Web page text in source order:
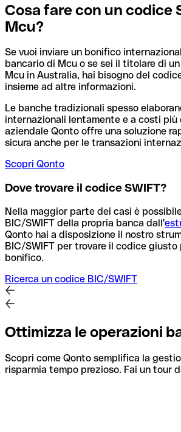
Cosa fare con un codice
Mcu?
Se vuoi inviare un bonifico
bancario di Mcu o se sei il titolare di
Mcu in Australia, hai bisogno del
insieme ad altre informazioni.
Le banche tradizionali spesso
internazionali lentamente e a costi più
aziendale Qonto offre una soluzione
sicura anche per le transazioni
Scopri Qonto
Dove trovare il codice SWIFT?
Nella maggior parte dei casi è
BIC/SWIFT della propria banca dall'
Qonto hai a disposizione il nostro
BIC/SWIFT per trovare il codice giusto
bonifico.
Ricerca un codice BIC/SWIFT
Ottimizza le operazioni
Scopri come Qonto semplifica la
risparmia tempo prezioso. Fai un tour